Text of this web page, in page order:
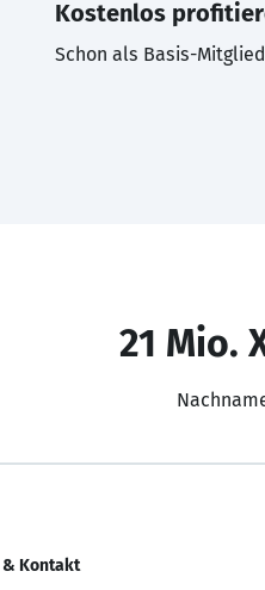
Kostenlos
Schon als Basis-
21 Mio.
& Kontakt